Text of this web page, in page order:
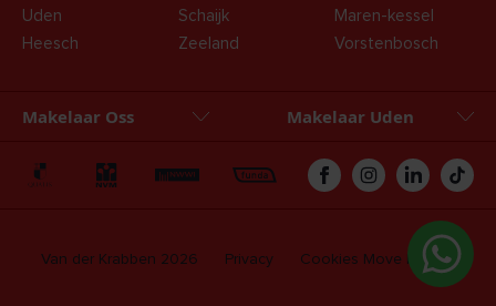
Uden
Heesch
Schaijk
Zeeland
Maren-kessel
Vorstenbosch
Makelaar Oss Makelaar Uden
Van der Krabben 2026 Privacy Cookies Move login
Oss Uden Zakelijk Hypotheken